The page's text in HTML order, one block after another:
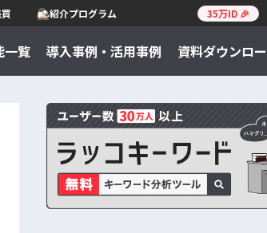
紹介プログラム 35万ID 🎉
一覧 導入事例・活用事例 資料ダウンロ